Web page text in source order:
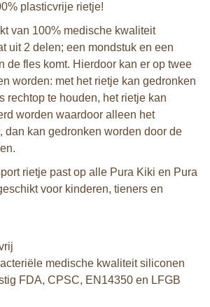
plasticvrije rietje!
van 100% medische kwaliteit
uit 2 delen; een mondstuk en een
de fles komt. Hierdoor kan er op twee
worden: met het rietje kan gedronken
rechtop te houden, het rietje kan
worden waardoor alleen het
dan kan gedronken worden door de
rietje past op alle Pura Kiki en Pura
voor kinderen, tieners en
medische kwaliteit siliconen
FDA, CPSC, EN14350 en LFGB